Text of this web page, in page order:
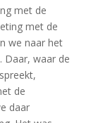
met de